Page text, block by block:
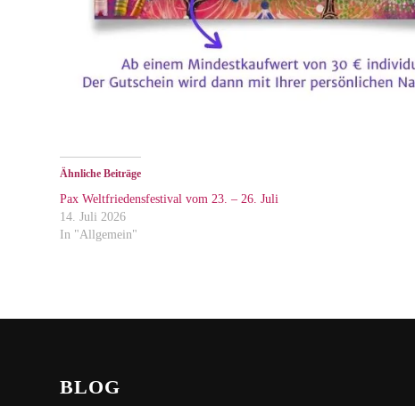
Ähnliche Beiträge
Pax Weltfriedensfestival vom 23. – 26. Juli
14. Juli 2026
In "Allgemein"
BLOG